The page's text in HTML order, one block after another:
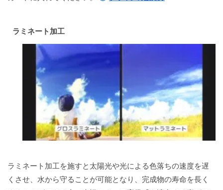
ラミネート加工
ラミネート加工を施すと太陽光や光による色落ちの速度を遅
くさせ、水から守ることが可能となり、完成物の寿命を長く